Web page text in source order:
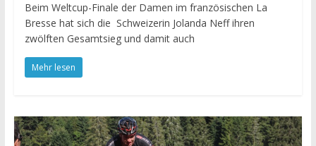
Beim Weltcup-Finale der Damen im französischen La
Bresse hat sich die Schweizerin Jolanda Neff ihren
zwölften Gesamtsieg und damit auch
Mehr lesen